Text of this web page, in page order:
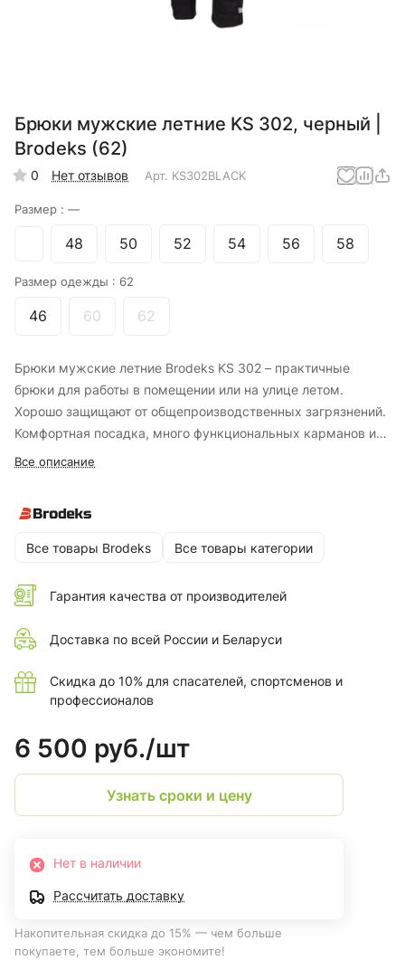
Брюки мужские летние KS 302, черный |
Brodeks (62)
0 Нет отзывов Арт. KS302BLACK
Размер : —
48 50 52 54 56 58
Размер одежды : 62
46 60 62
Брюки мужские летние Brodeks KS 302 – практичные
брюки для работы в помещении или на улице летом.
Хорошо защищают от общепроизводственных загрязнений.
Комфортная посадка, много функциональных карманов и
прочность материалов делают эти брюки оптимальным
Все описание
Все товары Brodeks Все товары категории
Гарантия качества от производителей
Доставка по всей России и Беларуси
Скидка до 10% для спасателей, спортсменов и
профессионалов
6 500 руб./шт
Узнать сроки и цену
Нет в наличии
Рассчитать доставку
Накопительная скидка до 15% — чем больше
покупаете, тем больше экономите!